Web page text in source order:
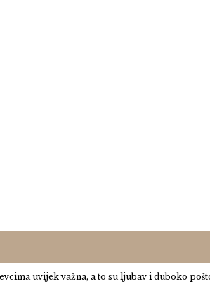
uvijek važna, a to su ljubav i duboko